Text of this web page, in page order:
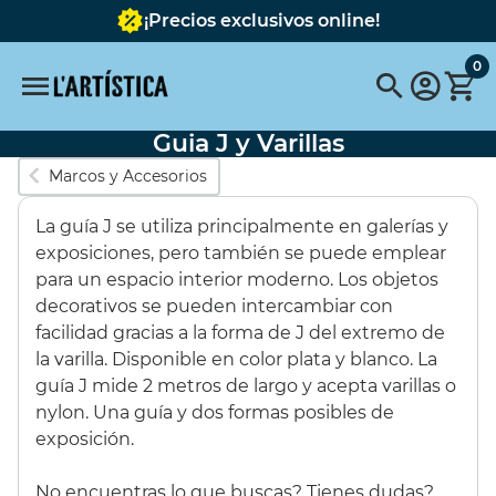
¡Precios exclusivos online!
Búsquedas populares
FABER CASTELL
Pebeo pebeo vitrail
Pintura
Tavola
pastel schmincke Acuarela metalizada
Destacados
SET 6 COLORES
OPACOS 60ML
BASTIDOR
0
Guia J y Varillas
Marcos y Accesorios
La guía J se utiliza principalmente en galerías y
exposiciones, pero también se puede emplear
para un espacio interior moderno. Los objetos
decorativos se pueden intercambiar con
facilidad gracias a la forma de J del extremo de
la varilla. Disponible en color plata y blanco. La
guía J mide 2 metros de largo y acepta varillas o
nylon. Una guía y dos formas posibles de
exposición.